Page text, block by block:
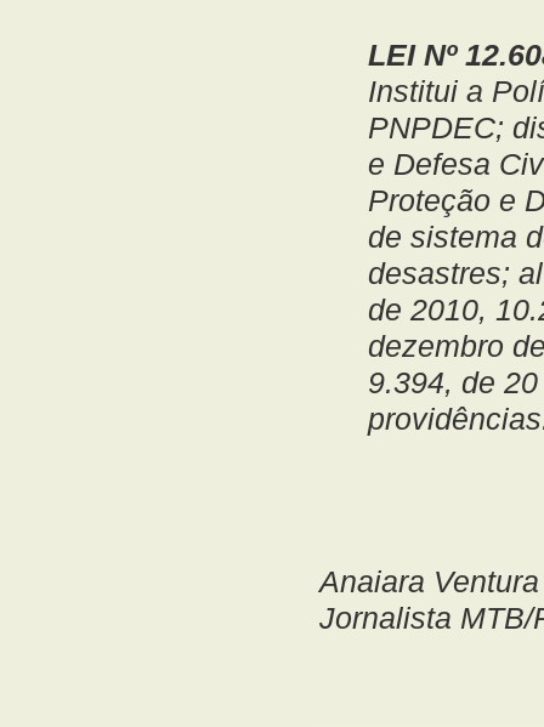
LEI Nº
Institui a
PNPDEC;
e Defesa
Proteção e
de sistema
desastres;
de 2010,
dezembro
9.394, de
Anaiara
Jornalista MTB/